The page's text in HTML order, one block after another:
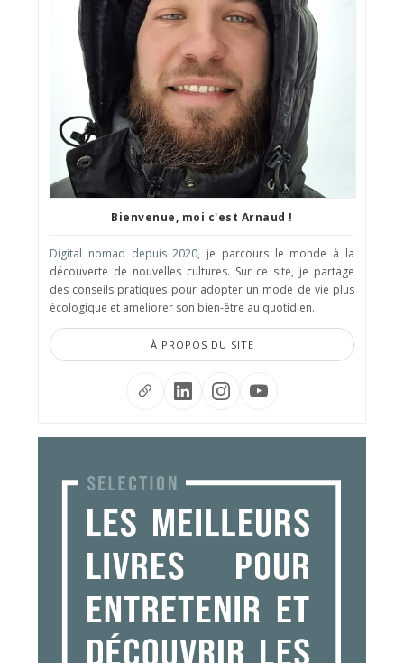
Bienvenue, moi c'est Arnaud !
Digital nomad depuis 2020, je parcours le monde à la
découverte de nouvelles cultures. Sur ce site, je partage
des conseils pratiques pour adopter un mode de vie plus
écologique et améliorer son bien-être au quotidien.
À PROPOS DU SITE